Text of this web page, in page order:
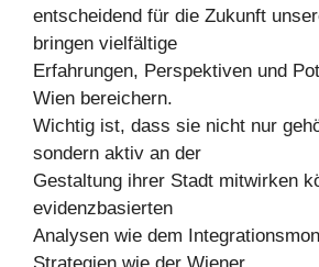
entscheidend für die Zukunft
bringen vielfältige
Erfahrungen, Perspektiven und
Wien bereichern.
Wichtig ist, dass sie nicht nur
sondern aktiv an der
Gestaltung ihrer Stadt mitwirken
evidenzbasierten
Analysen wie dem
Strategien wie der Wiener